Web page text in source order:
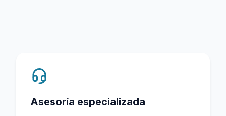
Asesoría especializada